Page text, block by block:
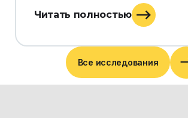
Читать полностью
Все исследования